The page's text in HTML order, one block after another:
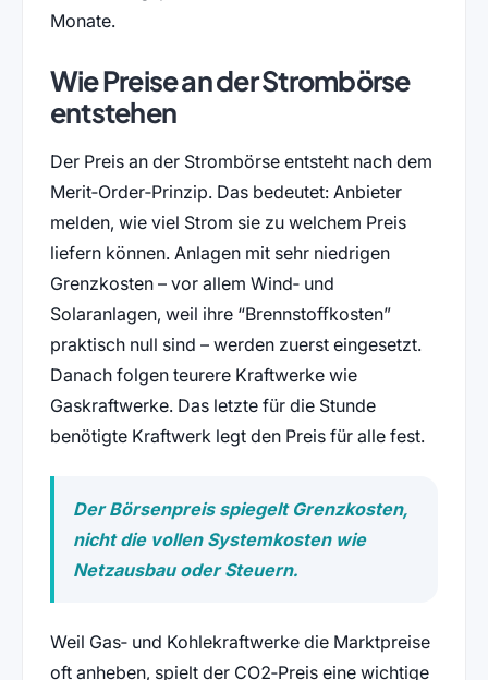
Monate.
Wie Preise an der Strombörse
entstehen
Der Preis an der Strombörse entsteht nach dem
Merit‑Order‑Prinzip. Das bedeutet: Anbieter
melden, wie viel Strom sie zu welchem Preis
liefern können. Anlagen mit sehr niedrigen
Grenzkosten – vor allem Wind‑ und
Solaranlagen, weil ihre “Brennstoffkosten”
praktisch null sind – werden zuerst eingesetzt.
Danach folgen teurere Kraftwerke wie
Gaskraftwerke. Das letzte für die Stunde
benötigte Kraftwerk legt den Preis für alle fest.
Der Börsenpreis spiegelt Grenzkosten,
nicht die vollen Systemkosten wie
Netzausbau oder Steuern.
Weil Gas‑ und Kohlekraftwerke die Marktpreise
oft anheben, spielt der CO2‑Preis eine wichtige